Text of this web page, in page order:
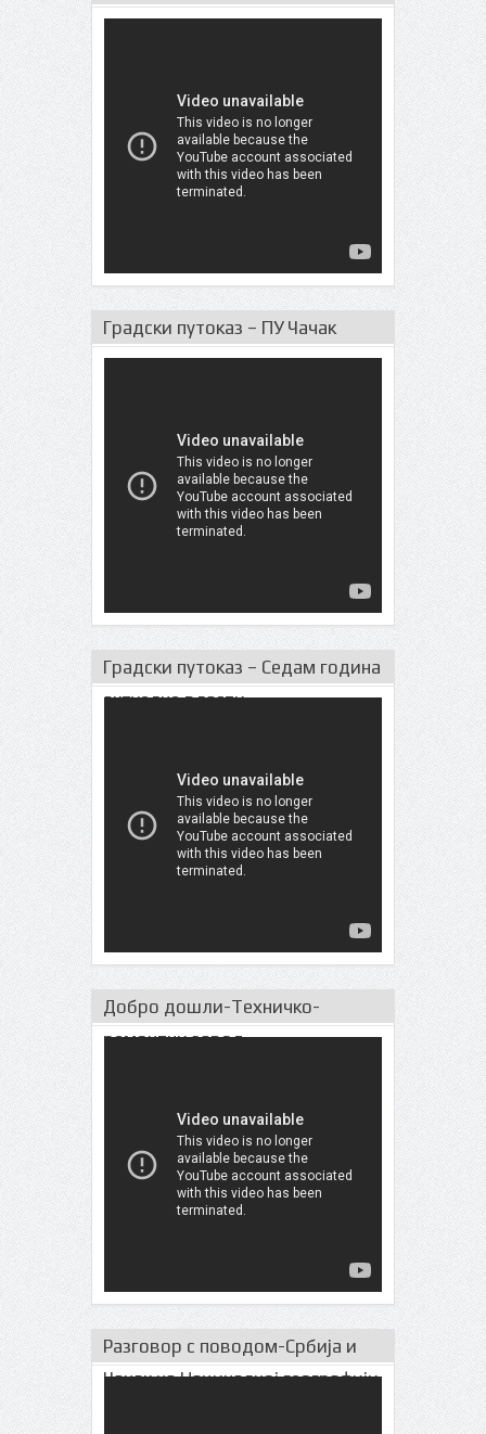
Градски путоказ – ПУ Чачак
Градски путоказ – Седам година
актуeлне власти
Добро дошли-Техничко-
ремонтни завод
Разговор с поводом-Србија и
Чачак на Нациналној географији